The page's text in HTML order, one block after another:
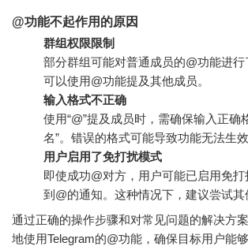
@功能不起作用的原因
群组权限限制
部分群组可能对普通成员的@功能进
可以使用@功能提及其他成员。
输入格式不正确
使用“@”提及成员时，需确保输入正确
名”。错误的格式可能导致功能无法生效
用户启用了免打扰模式
即使成功@对方，用户可能已启用免
到@的通知。这种情况下，建议尝试其
通过正确的操作步骤和对常见问题的解决方
地使用Telegram的@功能，确保目标用户能